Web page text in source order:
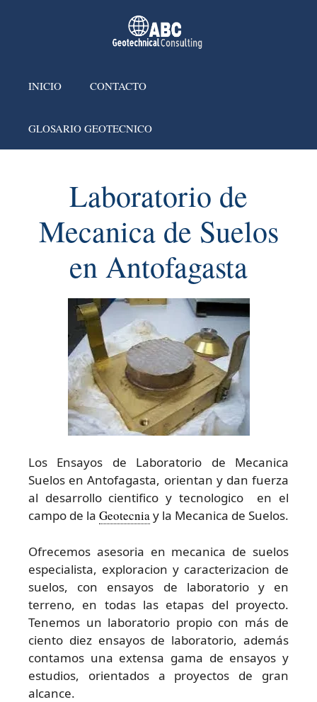
INICIO CONTACTO
GLOSARIO GEOTECNICO
Laboratorio de
Mecanica de Suelos
en Antofagasta
Los Ensayos de Laboratorio de Mecanica
Suelos en Antofagasta, orientan y dan fuerza
al desarrollo cientifico y tecnologico en el
campo de la Geotecniay la Mecanica de Suelos.
Ofrecemos asesoria en mecanica de suelos
especialista, exploracion y caracterizacion de
suelos, con ensayos de laboratorio y en
terreno, en todas las etapas del proyecto.
Tenemos un laboratorio propio con más de
ciento diez ensayos de laboratorio, además
contamos una extensa gama de ensayos y
estudios, orientados a proyectos de gran
alcance.